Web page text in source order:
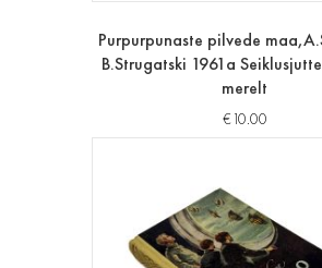
Purpurpunaste pilvede
B.Strugatski 1961a
merelt
€10.00